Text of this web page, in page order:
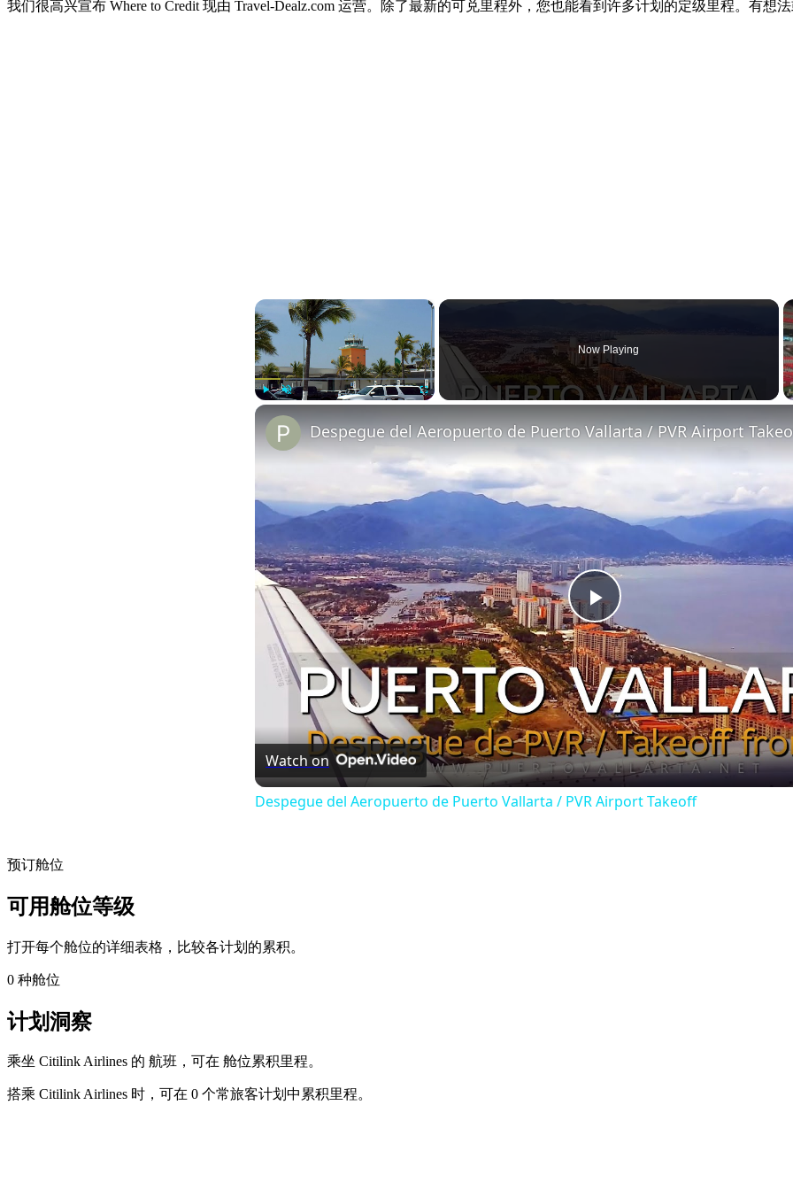
我们很高兴宣布 Where to Credit 现由 Travel-Dealz.com 运营。除了最新的可兑里程外，您也能看到许多计划的定级里程。有想
×
Now Playing
Play
Video
Despegue del Aeropuerto de Puerto Vallarta / PVR Airport
Watch on
Despegue del Aeropuerto de Puerto Vallarta / PVR Airport Takeoff
预订舱位
可用舱位等级
打开每个舱位的详细表格，比较各计划的累积。
0 种舱位
计划洞察
乘坐 Citilink Airlines 的 航班，可在 舱位累积里程。
搭乘 Citilink Airlines 时，可在 0 个常旅客计划中累积里程。